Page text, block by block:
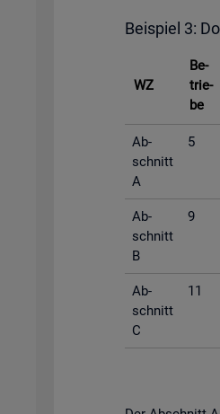
Bei­spiel 3:
WZ
Be­
trie­
be
Ab­
schnitt
A
5
Ab­
schnitt
B
9
Ab­
schnitt
C
11